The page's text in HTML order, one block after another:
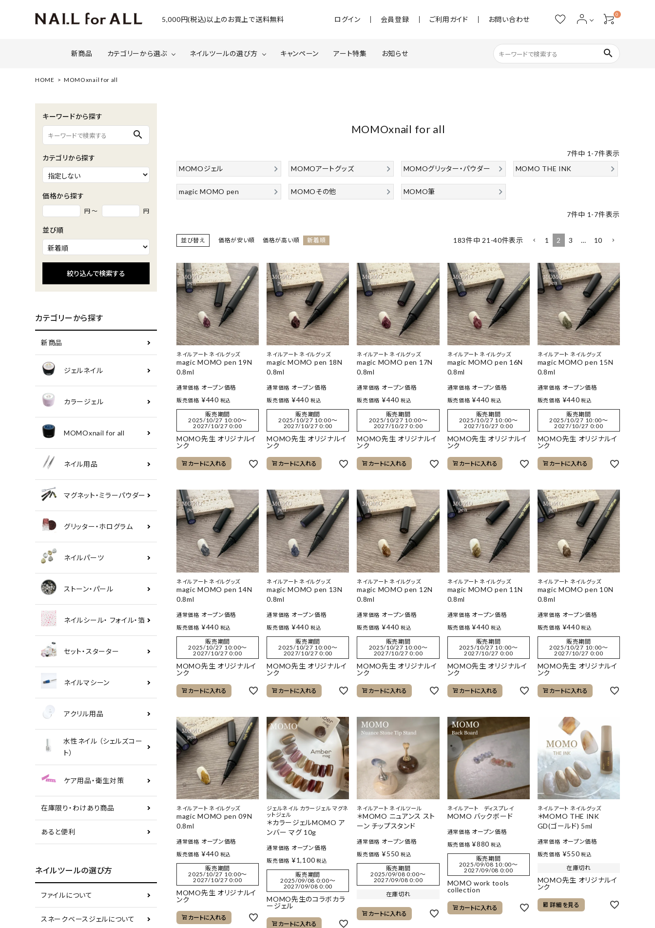
5,000円(税込)以上のお買上で送料無料 ログイン 会員登録 ご利用ガイド お問い合わせ
0
新商品 カテゴリーから選ぶ
マグネット・ミラーパウダー
ネイルシール・ フォイル・箔
水性ネイル （シェルズコート） ケア用品・衛生対策 在庫限り・わけあり商品 あると便利
セール特集ページ
ネイルツールの選び方 キャンペーン アート特集 お知らせ search
HOME MOMOxnail for all
キーワードから探す
search
カテゴリから探す
価格から探す
円 ～ 円
並び順
絞り込んで検索する
カテゴリーから探す
新商品
ジェルネイル
カラージェル
MOMOxnail for all
ネイル用品
マグネット・ミラーパウダー
グリッター・ホログラム
ネイルパーツ
ストーン・パール
ネイルシール・ フォイル・箔
セット・スターター
ネイルマシーン
アクリル用品
水性ネイル （シェルズコー
ト）
ケア用品・衛生対策
在庫限り・わけあり商品
あると便利
ネイルツールの選び方
ファイルについて
スネークベースジェルについて
MOMOxnail for all
7件中 1 -7件表示
MOMOジェル
MOMOアートグッズ MOMOグリッター・パウダー MOMO THE INK
magic MOMO pen MOMOその他 MOMO筆
7件中 1 -7件表示
並び替え 価格が安い順 価格が高い順 新着順 183件中 21 -40件表示 1 2 3 … 10
ネイルアート ネイルグッズ
magic MOMO pen 19N
0.8ml
通常価格 オープン価格
販売価格 ¥440 税込
販売期間
2025/10/27 10:00〜
2027/10/27 0:00
MOMO先生 オリジナルイ
ンク
カートに入れる
ネイルアート ネイルグッズ
magic MOMO pen 18N
0.8ml
通常価格 オープン価格
販売価格 ¥440 税込
販売期間
2025/10/27 10:00〜
2027/10/27 0:00
MOMO先生 オリジナルイ
ンク
カートに入れる
ネイルアート ネイルグッズ
magic MOMO pen 17N
0.8ml
通常価格 オープン価格
販売価格 ¥440 税込
販売期間
2025/10/27 10:00〜
2027/10/27 0:00
MOMO先生 オリジナルイ
ンク
カートに入れる
ネイルアート ネイルグッズ
magic MOMO pen 16N
0.8ml
通常価格 オープン価格
販売価格 ¥440 税込
販売期間
2025/10/27 10:00〜
2027/10/27 0:00
MOMO先生 オリジナルイ
ンク
カートに入れる
ネイルアート ネイルグッズ
magic MOMO pen 15N
0.8ml
通常価格 オープン価格
販売価格 ¥440 税込
販売期間
2025/10/27 10:00〜
2027/10/27 0:00
MOMO先生 オリジナルイ
ンク
カートに入れる
ネイルアート ネイルグッズ
magic MOMO pen 14N
0.8ml
通常価格 オープン価格
販売価格 ¥440 税込
販売期間
2025/10/27 10:00〜
2027/10/27 0:00
MOMO先生 オリジナルイ
ンク
カートに入れる
ネイルアート ネイルグッズ
magic MOMO pen 13N
0.8ml
通常価格 オープン価格
販売価格 ¥440 税込
販売期間
2025/10/27 10:00〜
2027/10/27 0:00
MOMO先生 オリジナルイ
ンク
カートに入れる
ネイルアート ネイルグッズ
magic MOMO pen 12N
0.8ml
通常価格 オープン価格
販売価格 ¥440 税込
販売期間
2025/10/27 10:00〜
2027/10/27 0:00
MOMO先生 オリジナルイ
ンク
カートに入れる
ネイルアート ネイルグッズ
magic MOMO pen 11N
0.8ml
通常価格 オープン価格
販売価格 ¥440 税込
販売期間
2025/10/27 10:00〜
2027/10/27 0:00
MOMO先生 オリジナルイ
ンク
カートに入れる
ネイルアート ネイルグッズ
magic MOMO pen 10N
0.8ml
通常価格 オープン価格
販売価格 ¥440 税込
販売期間
2025/10/27 10:00〜
2027/10/27 0:00
MOMO先生 オリジナルイ
ンク
カートに入れる
ネイルアート ネイルグッズ
magic MOMO pen 09N
0.8ml
通常価格 オープン価格
販売価格 ¥440 税込
販売期間
2025/10/27 10:00〜
2027/10/27 0:00
MOMO先生 オリジナルイ
ンク
カートに入れる
ジェルネイル カラージェル マグネ
ットジェル
＊カラージェルMOMO ア
ンバー マグ 10g
通常価格 オープン価格
販売価格 ¥1,100 税込
販売期間
2025/09/08 0:00〜
2027/09/08 0:00
MOMO先生のコラボカラ
ージェル
カートに入れる
ネイルアート ネイルツール
＊MOMO ニュアンス スト
ーン チップスタンド
通常価格 オープン価格
販売価格 ¥550 税込
販売期間
2025/09/08 0:00〜
2027/09/08 0:00
在庫切れ
カートに入れる
ネイルアート ディスプレイ
MOMO バックボード
通常価格 オープン価格
販売価格 ¥880 税込
販売期間
2025/09/08 10:00〜
2027/09/08 0:00
MOMO work tools
collection
カートに入れる
ネイルアート ネイルグッズ
＊MOMO THE INK
GD(ゴールド) 5ml
通常価格 オープン価格
販売価格 ¥550 税込
在庫切れ
MOMO先生 オリジナルイ
ンク
詳細を見る